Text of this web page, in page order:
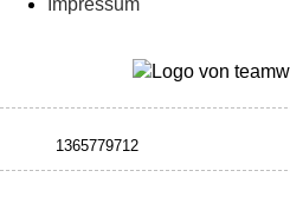
Impressum